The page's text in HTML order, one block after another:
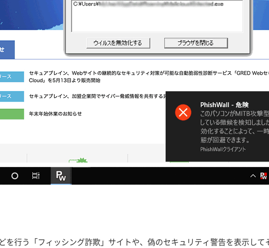
を行う「フィッシング詐欺」サイトや、偽のセキュリティ警告を表示し